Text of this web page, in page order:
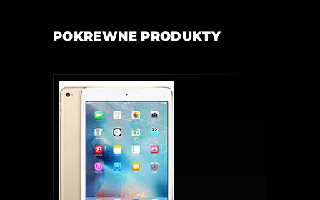
POKREWNE PRODUKTY